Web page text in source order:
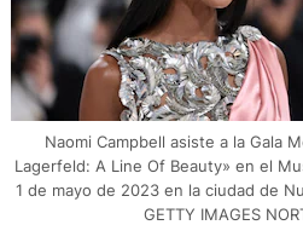
Naomi Campbell asiste a la Gala
Lagerfeld: A Line Of Beauty» en el
1 de mayo de 2023 en la ciudad de
GETTY IMAGES